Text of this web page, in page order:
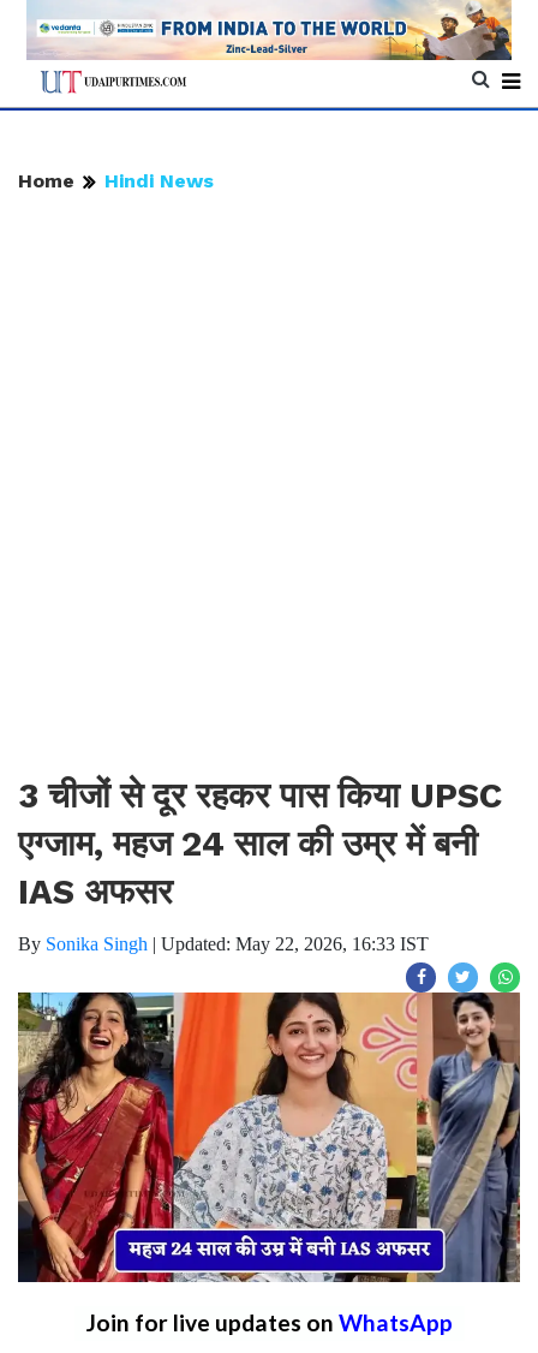
Home Hindi News
3 चीजों से दूर रहकर पास किया UPSC
एग्जाम, महज 24 साल की उम्र में बनी
IAS अफसर
By Sonika Singh | Updated: May 22, 2026, 16:33 IST
Join for live updates on WhatsApp